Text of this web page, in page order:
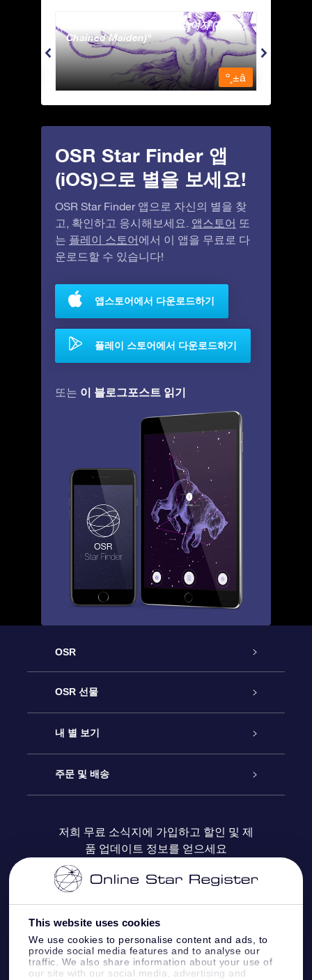
This website uses cookies
We use cookies to personalise content and ads, to
provide social media features and to analyse our
traffic. We also share information about your use of
our site with our social media, advertising and
Andromeda - 사슬에 묶인 여자 (The
Chained Maiden)
º¸±â
OSR Star Finder 앱
(iOS)으로 별을 보세요!
OSR Star Finder 앱으로 자신의 별을 찾
고, 확인하고 응시해보세요. 앱스토어 또
는 플레이 스토어 에서 이 앱을 무료로 다
운로드할 수 있습니다!
앱스토어에서 다운로드하기
플레이 스토어에서 다운로드하기
또는 이 블로그포스트 읽기
OSR
고객 서비스
연락처
블로그
OSR 선물
온라인 별 선물
OSR 선물 팩
OSR 상품권
기업 선물
내 별 보기
Star Register
맞춤 별 페이지
One Million Stars
Fly me to the stars VR 앱
주문 및 배송
결제 정보
배송 정보
환불 정책
별자리
저희 무료 소식지에 가입하고 할인 및 제
품 업데이트 정보를 얻으세요